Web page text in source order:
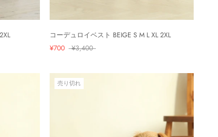
コーデュロイベスト BEIGE S M L XL 2XL
¥700
¥3,400
売り切れ